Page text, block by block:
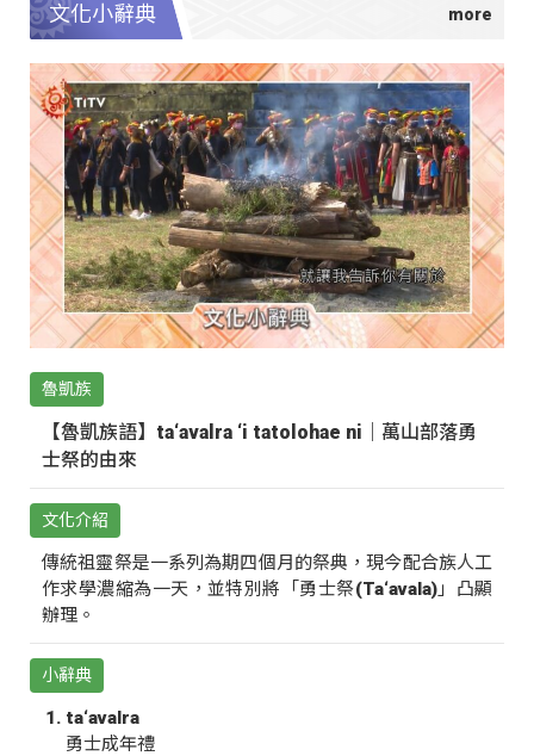
文化小辭典
魯凱族
【魯凱族語】ta‘avalra ‘i tatolohae ni｜萬山部落勇
士祭的由來
文化介紹
傳統祖靈祭是一系列為期四個月的祭典，現今配合族人工
作求學濃縮為一天，並特別將「勇士祭(Ta‘avala)」凸顯
辦理。
小辭典
ta‘avalra
勇士成年禮